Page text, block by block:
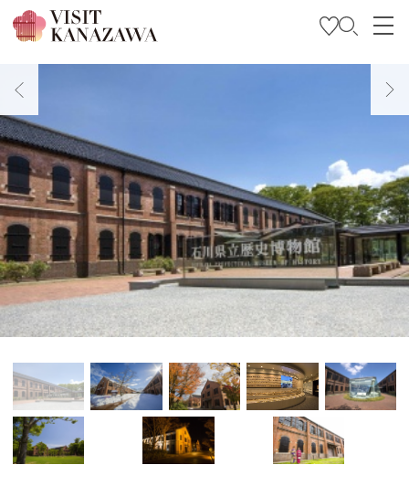
旅遊計畫
Travel Trade and Media
Languages